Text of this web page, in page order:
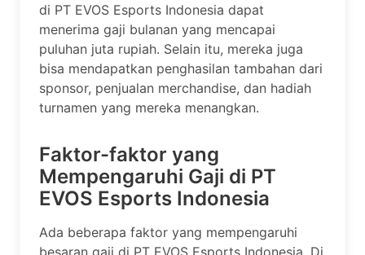
di PT EVOS Esports Indonesia dapat
menerima gaji bulanan yang mencapai
puluhan juta rupiah. Selain itu, mereka juga
bisa mendapatkan penghasilan tambahan dari
sponsor, penjualan merchandise, dan hadiah
turnamen yang mereka menangkan.
Faktor-faktor yang
Mempengaruhi Gaji di PT
EVOS Esports Indonesia
Ada beberapa faktor yang mempengaruhi
besaran gaji di PT EVOS Esports Indonesia. Di